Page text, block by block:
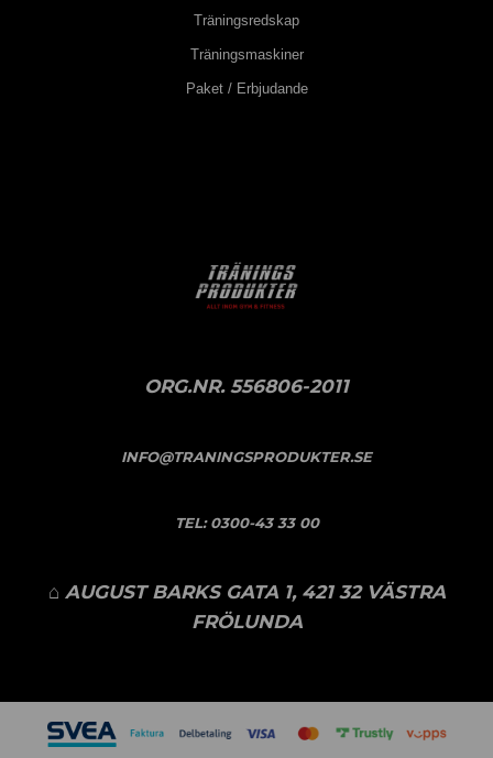
Träningsredskap
Träningsmaskiner
Paket / Erbjudande
ORG.NR. 556806-2011
INFO@TRANINGSPRODUKTER.SE
TEL:0300-43 33 00
⌂ AUGUST BARKS GATA 1, 421 32 VÄSTRA
FRÖLUNDA